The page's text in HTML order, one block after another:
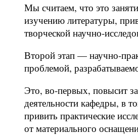
Мы считаем, что это
изучению литературы,
творческой научно-
Второй этап — научно-
проблемой,
Это, во-первых, повысит
деятельности кафедры, в
привить практические
от материального